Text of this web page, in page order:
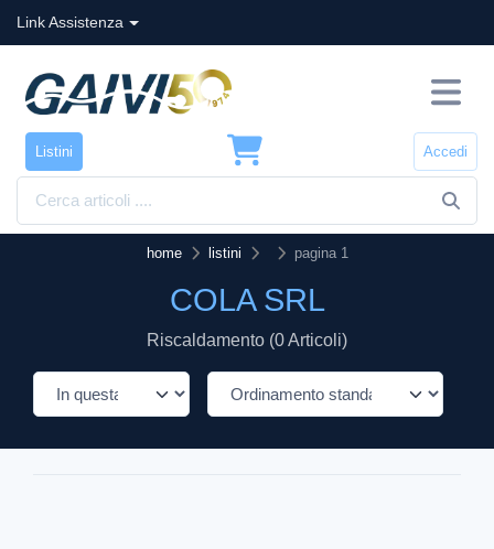
Link Assistenza
Listini Accedi
home listini pagina 1
COLA SRL
Riscaldamento (0 Articoli)